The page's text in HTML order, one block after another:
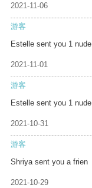
2021-11-06
游客
Estelle sent you 1 nude
2021-11-01
游客
Estelle sent you 1 nude
2021-10-31
游客
Shriya sent you a frien
2021-10-29